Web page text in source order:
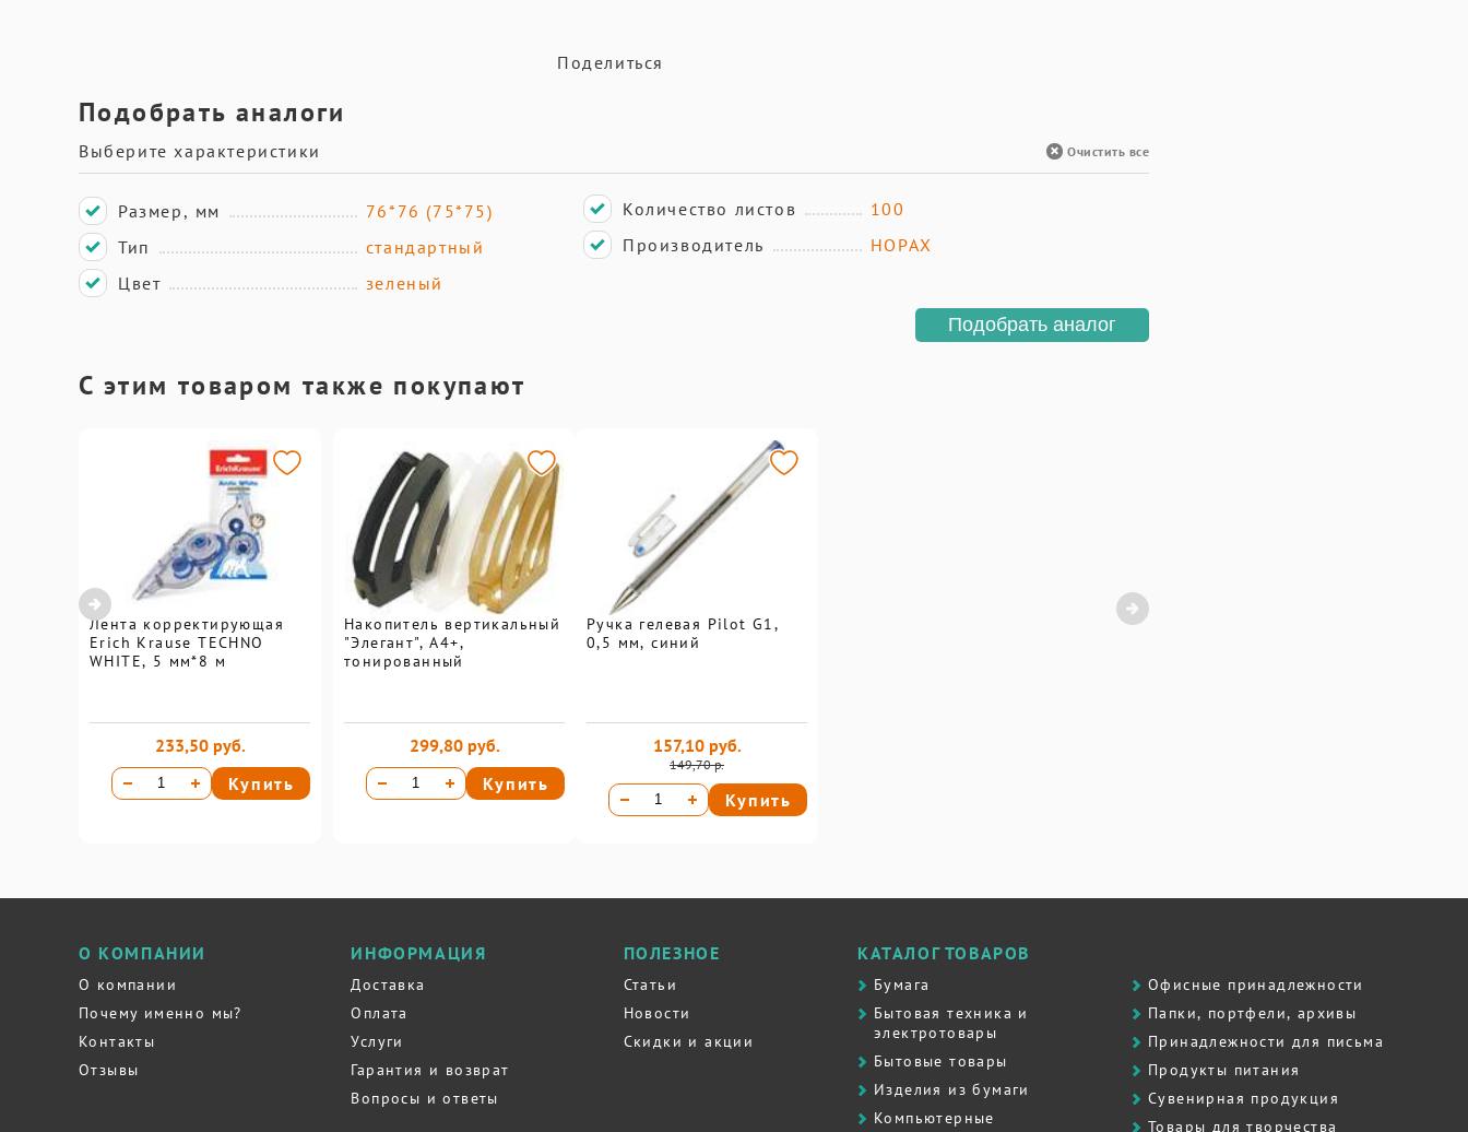
Поделиться
Подобрать аналоги
Выберите характеристики Очистить все
Размер, мм
76*76 (75*75)
Тип
стандартный
Цвет
зеленый
Количество листов
100
Производитель
HOPAX
Подобрать аналог
С этим товаром также покупают
Лента корректирующая
Erich Krause TECHNO
WHITE, 5 мм*8 м
233,50 руб.
Купить
Накопитель вертикальный
"Элегант", А4+,
тонированный
299,80 руб.
Купить
Ручка гелевая Pilot G1,
0,5 мм, синий
149,70 р.
157,10 руб.
Купить
О КОМПАНИИ
О компании
Почему именно мы?
Контакты
Отзывы
ИНФОРМАЦИЯ
Доставка
Оплата
Услуги
Гарантия и возврат
Вопросы и ответы
ПОЛЕЗНОЕ
Статьи
Новости
Скидки и акции
КАТАЛОГ ТОВАРОВ
Бумага
Бытовая техника и
электротовары
Бытовые товары
Изделия из бумаги
Компьютерные
Офисные принадлежности
Папки, портфели, архивы
Принадлежности для письма
Продукты питания
Сувенирная продукция
Товары для творчества